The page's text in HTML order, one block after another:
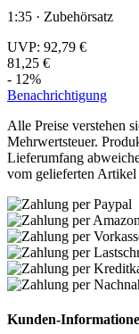
1:35 · Zubehörsatz
UVP: 92,79 €
81,25 €
- 12%
Benachrichtigung
Alle Preise verstehen
Mehrwertsteuer.
Lieferumfang
vom gelieferten
Kunden-